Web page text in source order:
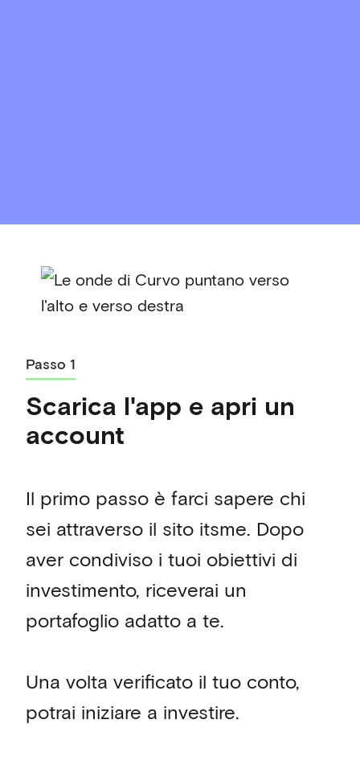
Passo 1
Scarica l'app e apri un
account
Il primo passo è farci sapere chi
sei attraverso il sito itsme. Dopo
aver condiviso i tuoi obiettivi di
investimento, riceverai un
portafoglio adatto a te.
Una volta verificato il tuo conto,
potrai iniziare a investire.